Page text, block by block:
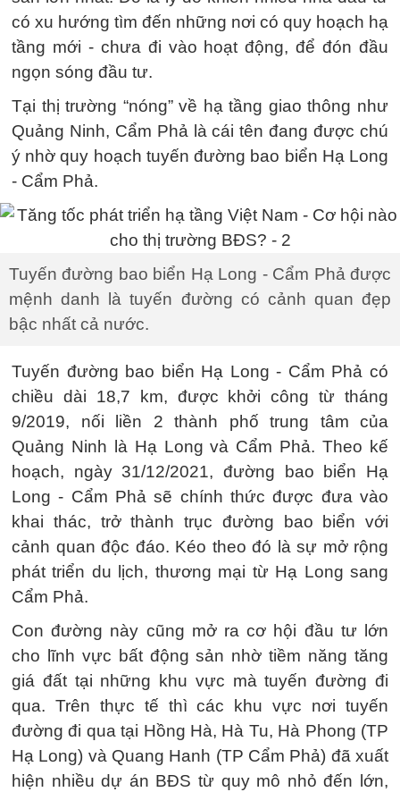
có xu hướng tìm đến những nơi có quy hoạch hạ
tầng mới - chưa đi vào hoạt động, để đón đầu
ngọn sóng đầu tư.
Tại thị trường “nóng” về hạ tầng giao thông như
Quảng Ninh, Cẩm Phả là cái tên đang được chú
ý nhờ quy hoạch tuyến đường bao biển Hạ Long
- Cẩm Phả.
Tuyến đường bao biển Hạ Long - Cẩm Phả được
mệnh danh là tuyến đường có cảnh quan đẹp
bậc nhất cả nước.
Tuyến đường bao biển Hạ Long - Cẩm Phả có
chiều dài 18,7 km, được khởi công từ tháng
9/2019, nối liền 2 thành phố trung tâm của
Quảng Ninh là Hạ Long và Cẩm Phả. Theo kế
hoạch, ngày 31/12/2021, đường bao biển Hạ
Long - Cẩm Phả sẽ chính thức được đưa vào
khai thác, trở thành trục đường bao biển với
cảnh quan độc đáo. Kéo theo đó là sự mở rộng
phát triển du lịch, thương mại từ Hạ Long sang
Cẩm Phả.
Con đường này cũng mở ra cơ hội đầu tư lớn
cho lĩnh vực bất động sản nhờ tiềm năng tăng
giá đất tại những khu vực mà tuyến đường đi
qua. Trên thực tế thì các khu vực nơi tuyến
đường đi qua tại Hồng Hà, Hà Tu, Hà Phong (TP
Hạ Long) và Quang Hanh (TP Cẩm Phả) đã xuất
hiện nhiều dự án BĐS từ quy mô nhỏ đến lớn,